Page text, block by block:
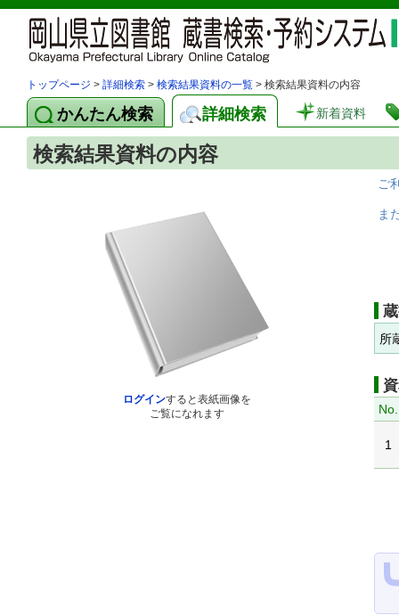
トップページ > 詳細検索 > 検索結果資料の一覧 > 検索結果資料の内容
かんたん検索 詳細検索 新着資料
検索結果資料の内容
ログインすると表紙画像を
ご覧になれます
ご
ま
所
No.
1